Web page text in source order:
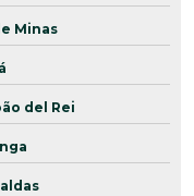
Minas
del Rei